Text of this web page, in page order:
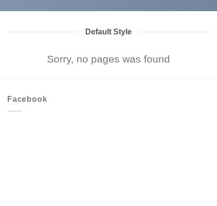
Default Style
Sorry, no pages was found
Facebook